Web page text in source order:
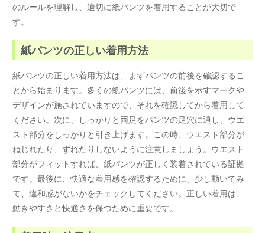
のルールを理解し、適切に紙パンツを着用することが大切で
す。
紙パンツの正しい着用方法
紙パンツの正しい着用方法は、まずパンツの前後を確認するこ
とから始まります。多くの紙パンツには、前後を示すマークや
デザインが施されていますので、それを確認してから着用して
ください。次に、しっかりと両足をパンツの足穴に通し、ウエ
スト部分をしっかりと引き上げます。この時、ウエスト部分が
ねじれたり、ずれたりしないように注意しましょう。ウエスト
部分がフィットすれば、紙パンツが正しく装着されている証拠
です。最後に、快適な着用感を確認するために、少し動いてみ
て、違和感がないかをチェックしてください。正しい着用は、
動きやすさと快適さを保つために重要です。